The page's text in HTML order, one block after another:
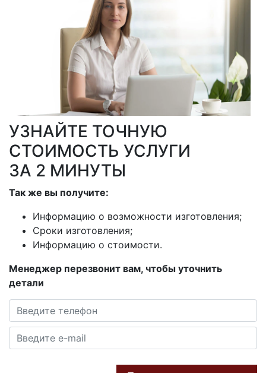
УЗНАЙТЕ ТОЧНУЮ
СТОИМОСТЬ УСЛУГИ
ЗА 2 МИНУТЫ
Так же вы получите:
Информацию о возможности изготовления;
Сроки изготовления;
Информацию о стоимости.
Менеджер перезвонит вам, чтобы уточнить
детали